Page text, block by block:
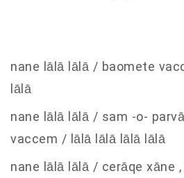
nane lālā lālā / baomete vac
lālā
nane lālā lālā / sam -o-
vaccem / lālā lālā lālā lālā
nane lālā lālā / cerāqe xāne